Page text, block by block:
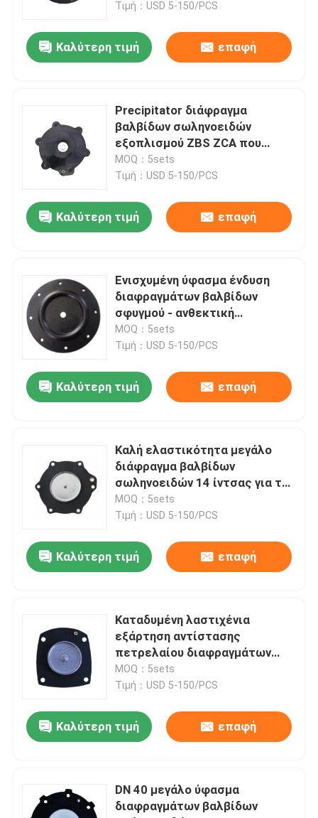
Προϊόντα
Σχετικά με εμάς
περιοδεία στο εργοστάσιο
Ειδήσεις
Υποθέσεις
Ζητήστε μια προσφορά
Λαστιχένιες σφραγίδες διαφραγμάτων
Λαστιχένιο διάφραγμα βαλβίδων
Διάφραγμα βαλβίδων σφυγμού
Πνευματικό διάφραγμα βαλβίδων
Σύνθετο διάφραγμα
Λαστιχένιο στόλισμα φλαντζών
PTFE
Τιμή：USD 5-150/PCS
Καλύτερη τιμή επαφή
Precipitator διάφραγμα
βαλβίδων σωληνοειδών
εξοπλισμού ZBS ZCA που
ταιριάζει με τη λαστιχένια
εξάρτηση σφραγίδων
MOQ：5sets
Τιμή：USD 5-150/PCS
Καλύτερη τιμή επαφή
Ενισχυμένη ύφασμα ένδυση
διαφραγμάτων βαλβίδων
σφυγμού - ανθεκτική
λαστιχένια σφραγίδα
διαφραγμάτων βαλβίδων
MOQ：5sets
Τιμή：USD 5-150/PCS
Καλύτερη τιμή επαφή
Καλή ελαστικότητα μεγάλο
διάφραγμα βαλβίδων
σωληνοειδών 14 ίντσας για την
αφαίρεση σκόνης
εγκαταστάσεων παραγωγής
MOQ：5sets
Τιμή：USD 5-150/PCS
Καλύτερη τιμή επαφή
Καταδυμένη λαστιχένια
εξάρτηση αντίστασης
πετρελαίου διαφραγμάτων
βαλβίδων σφυγμού φίλτρων
για την καταδυμένη βαλβίδα
MOQ：5sets
Τιμή：USD 5-150/PCS
Καλύτερη τιμή επαφή
DN 40 μεγάλο ύφασμα
διαφραγμάτων βαλβίδων